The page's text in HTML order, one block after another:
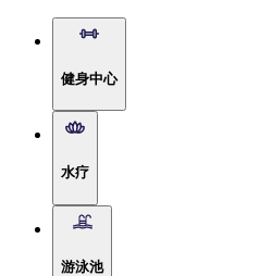
健身中心
水疗
游泳池